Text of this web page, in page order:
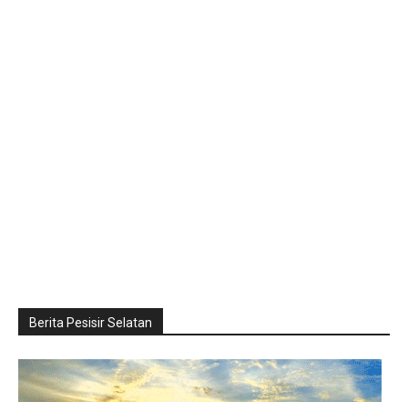
Berita Pesisir Selatan